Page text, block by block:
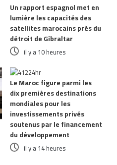
Un rapport espagnol met en
lumière les capacités des
satellites marocains près du
détroit de Gibraltar
il y a 10 heures
Le Maroc figure parmi les
dix premières destinations
mondiales pour les
investissements privés
soutenus par le financement
du développement
il y a 14 heures